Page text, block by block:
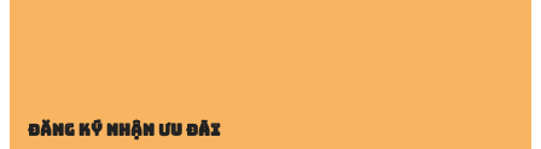
Đăng Ký Nhận Ưu Đãi